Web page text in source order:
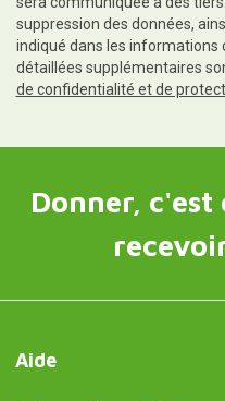
suppression des données,
indiqué dans les
détaillées supplémentaires
de confidentialité et de
Donner, c'est
Aide